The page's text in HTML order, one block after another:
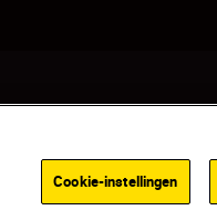
Cookie-instellingen